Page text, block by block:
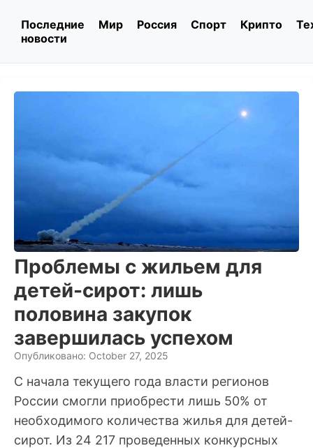
Последние
новости
Мир Россия Спорт Крипто
Проблемы с жильем для
детей-сирот: лишь
половина закупок
завершилась успехом
Опубликовано: October 27, 2025
С начала текущего года власти регионов
России смогли приобрести лишь 50% от
необходимого количества жилья для детей-
сирот. Из 24 217 проведенных конкурсных